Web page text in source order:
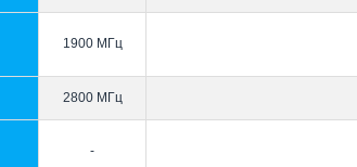
1900 МГц
2800 МГц
-